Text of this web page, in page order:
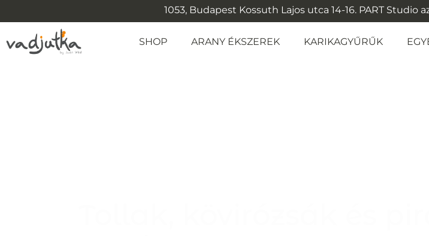
1053, Budapest Kossuth Lajos utca 14-16. PART Studio
SHOP ARANY ÉKSZEREK KARIKAGYŰRŰK